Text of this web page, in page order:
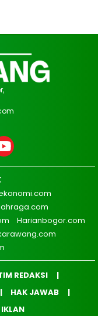
Harianbogor.com
REDAKSI
HAK JAWAB